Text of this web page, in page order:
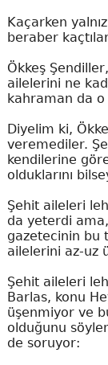
Kaçarken
beraber
Ökkeş
ailelerini ne
kahraman da
Diyelim ki,
veremediler.
kendilerine
olduklarını
Şehit aileleri
da yeterdi
gazetecinin bu
ailelerini az-uz
Şehit aileleri
Barlas, konu
üşenmiyor ve
olduğunu
de soruyor: